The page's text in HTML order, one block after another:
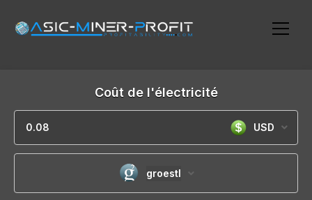
Coût de l'électricité
USD
groestl